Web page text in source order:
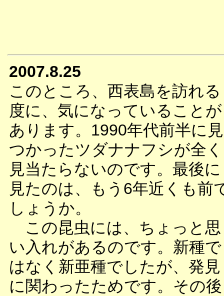
2007.8.25
このところ、西表島を訪れる
度に、気になっていることが
あります。1990年代前半に見
つかったツダナナフシが全く
見当たらないのです。最後に
見たのは、もう6年近くも前
しょうか。
この昆虫には、ちょっと思
い入れがあるのです。新種で
はなく新亜種でしたが、発見
に関わったためです。その後